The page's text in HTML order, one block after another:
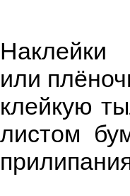
Наклейки
или
клейкую
листом